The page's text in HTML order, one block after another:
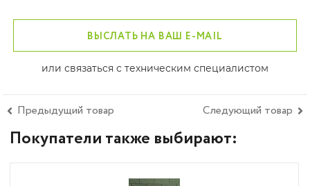
ВЫСЛАТЬ НА ВАШ E-MAIL
или связаться с техническим специалистом
Предыдущий товар Следующий товар
Покупатели также выбирают: